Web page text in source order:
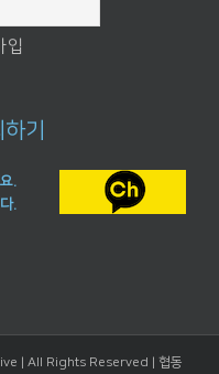
입
기
.
.
| All Rights Reserved | 협동